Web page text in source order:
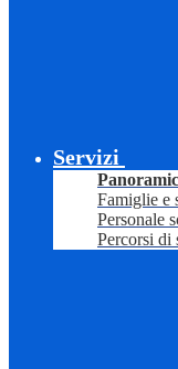
Servizi
Famiglie e
Personale
Percorsi di